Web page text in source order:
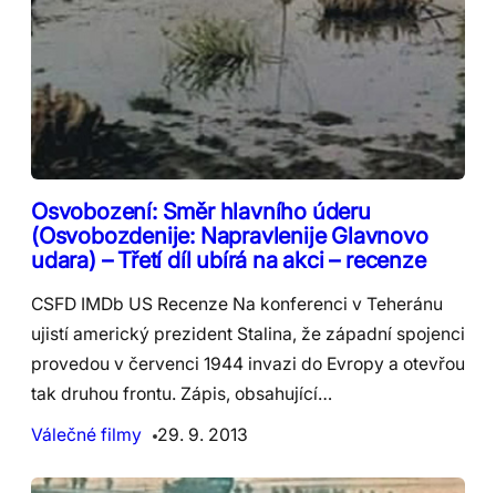
Osvobození: Směr hlavního úderu
(Osvobozdenije: Napravlenije Glavnovo
udara) – Třetí díl ubírá na akci – recenze
CSFD IMDb US Recenze Na konferenci v Teheránu
ujistí americký prezident Stalina, že západní spojenci
provedou v červenci 1944 invazi do Evropy a otevřou
tak druhou frontu. Zápis, obsahující…
Válečné filmy
29. 9. 2013